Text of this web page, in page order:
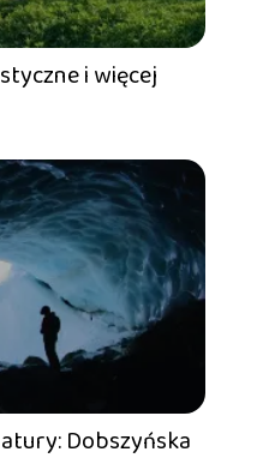
i więcej
Dobszyńska